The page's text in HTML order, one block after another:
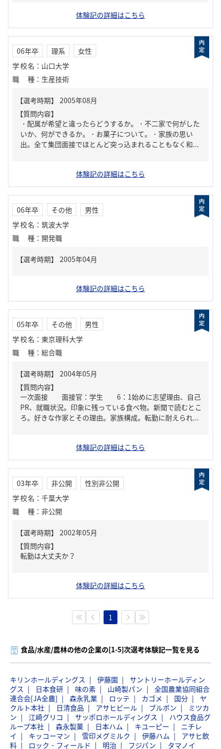
体験記の詳細はこちら
06年卒 理系
女性
学校名 ： 山口大学
職種 ： 生産技術
【質問内容】
・配属が希望と違ったらどうするか。・不二家で何がした
いか、何ができるか。・お菓子について。・家族の思い
出。全て集団面接でほとんど突っ込まれることもなく和...
体験記の詳細はこちら
06年卒 その他
男性
学校名 ： 筑波大学
職種 ： 開発職
体験記の詳細はこちら
05年卒 その他
男性
学校名 ： 東京理科大学
職種 ： 総合職
【質問内容】
一次面接 面接官：学生 6：1始めに志望理由、自己
PR、就職状況。印象に残っている食べ物。新聞で読むとこ
ろ。好きな作家とその理由。家族構成。転勤に耐えられ...
体験記の詳細はこちら
03年卒 非公開
性別非公開
学校名 ： 千葉大学
職種 ： 非公開
【質問内容】
転勤は大丈夫か？
体験記の詳細はこちら
1
食品/水産/農林の他の企業の[1-5]次選考体験記一覧を見る
キリンホールディングス 伊藤園
サントリーホールディン
グス
日本食研 味の素 山崎製パン
全国農業協同組合
連合会[JA全農]
森永乳業 ロッテ カゴメ 国分
ヤ
クルト本社
日清食品 アサヒビール ブルボン
ミツカ
ン
江崎グリコ サッポロホールディングス
ハウス食品グ
ループ本社
森永製菓 日本ハム キユーピー
ニチレ
イ
キッコーマン 雪印メグミルク 伊藤ハム
アサヒ飲
料
ロック・フィールド 明治 フジパン タマノイ